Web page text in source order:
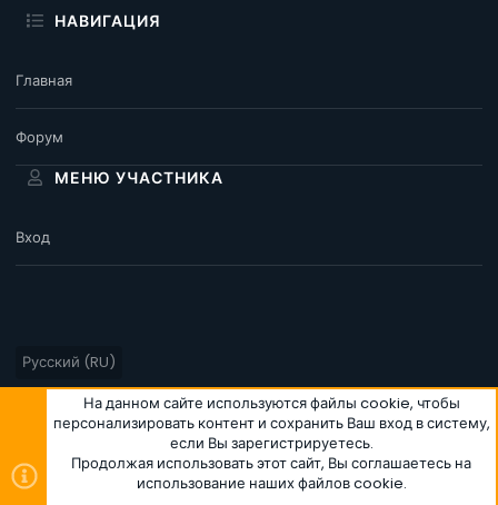
НАВИГАЦИЯ
Главная
Форум
МЕНЮ УЧАСТНИКА
Вход
Русский (RU)
Условия и правила
Политика конфиденциальности
Помощь
Главная
R
S
На данном сайте используются файлы cookie, чтобы
персонализировать контент и сохранить Ваш вход в систему,
если Вы зарегистрируетесь.
Продолжая использовать этот сайт, Вы соглашаетесь на
использование наших файлов cookie.